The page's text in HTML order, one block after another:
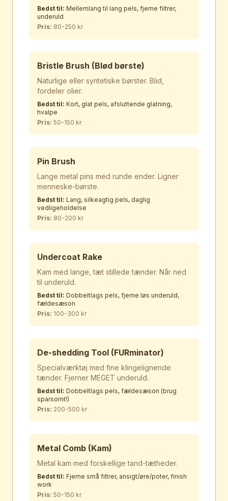
Bedst til: Mellemlang til lang pels, fjerne filtrer,
underuld
Pris: 80-250 kr
Bristle Brush (Blød børste)
Naturlige eller syntetiske børster. Blid,
fordeler olier.
Bedst til: Kort, glat pels, afsluttende glatning,
hvalpe
Pris: 50-150 kr
Pin Brush
Lange metal pins med runde ender. Ligner
menneske-børste.
Bedst til: Lang, silkeagtig pels, daglig
vedligeholdelse
Pris: 80-200 kr
Undercoat Rake
Kam med lange, tæt stillede tænder. Når ned
til underuld.
Bedst til: Dobbeltlags pels, fjerne løs underuld,
fældesæson
Pris: 100-300 kr
De-shedding Tool (FURminator)
Specialværktøj med fine klingelignende
tænder. Fjerner MEGET underuld.
Bedst til: Dobbeltlags pels, fældesæson (brug
sparsomt!)
Pris: 200-500 kr
Metal Comb (Kam)
Metal kam med forskellige tand-tætheder.
Bedst til: Fjerne små filtrer, ansigt/øre/poter, finish
work
Pris: 50-150 kr